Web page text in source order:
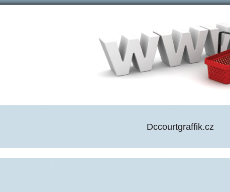
Dccourtgraffik.cz